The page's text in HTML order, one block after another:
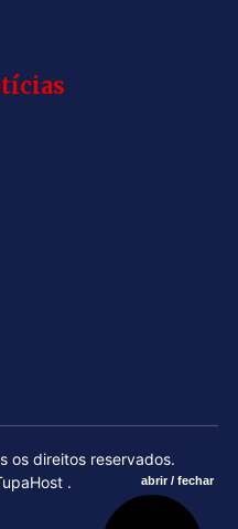
os direitos reservados.
. abrir / fechar